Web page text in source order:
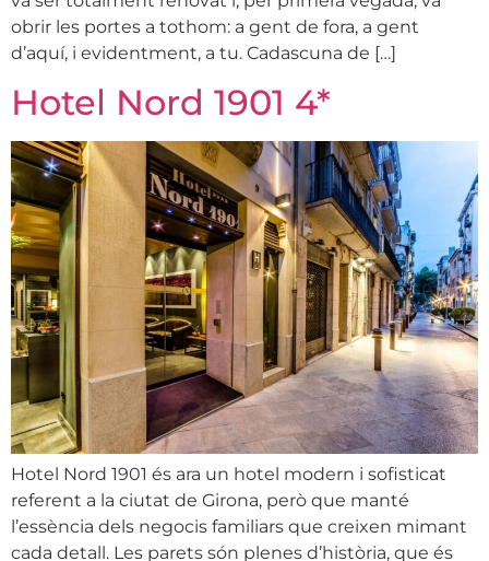
obrir les portes a tothom: a gent de fora, a gent
d’aquí, i evidentment, a tu. Cadascuna de […]
Hotel Nord 1901 4*
Hotel Nord 1901 és ara un hotel modern i sofisticat
referent a la ciutat de Girona, però que manté
l’essència dels negocis familiars que creixen mimant
cada detall. Les parets són plenes d’història, que és